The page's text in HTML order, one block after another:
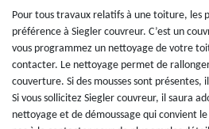
Pour tous travaux relatifs à une toiture, les
préférence à Siegler couvreur. C’est un
vous programmez un nettoyage de votre
contacter. Le nettoyage permet de
couverture. Si des mousses sont présentes,
Si vous sollicitez Siegler couvreur, il saura
nettoyage et de démoussage qui convient